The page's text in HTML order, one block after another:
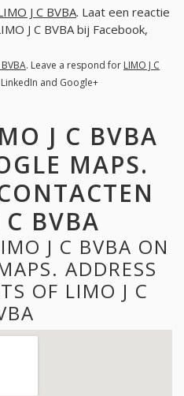
J C BVBA. Laat een reactie
J C BVBA bij Facebook,
BVBA. Leave a respond for LIMO J C
LinkedIn and Google+
J C BVBA
MAPS.
BVBA
J C BVBA ON
ADDRESS
OF LIMO J C